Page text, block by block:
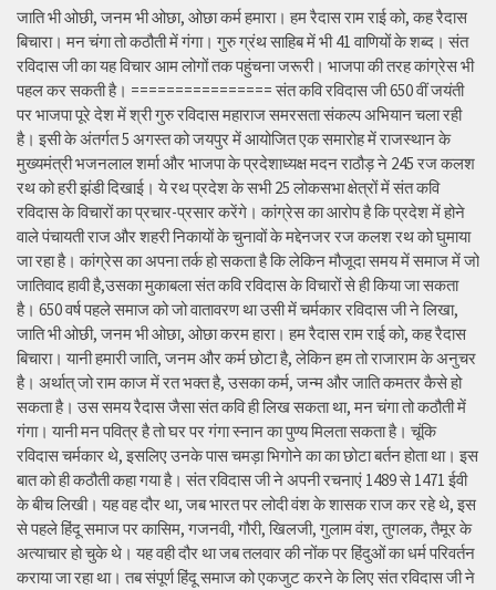
जाति भी ओछी, जनम भी ओछा, ओछा कर्म हमारा। हम रैदास राम राई को, कह रैदास
बिचारा। मन चंगा तो कठौती में गंगा। गुरु ग्रंथ साहिब में भी 41 वाणियों के शब्द। संत
रविदास जी का यह विचार आम लोगों तक पहुंचना जरूरी। भाजपा की तरह कांग्रेस भी
पहल कर सकती है। ================ संत कवि रविदास जी 650 वीं जयंती
पर भाजपा पूरे देश में श्री गुरु रविदास महाराज समरसता संकल्प अभियान चला रही
है। इसी के अंतर्गत 5 अगस्त को जयपुर में आयोजित एक समारोह में राजस्थान के
मुख्यमंत्री भजनलाल शर्मा और भाजपा के प्रदेशाध्यक्ष मदन राठौड़ ने 245 रज कलश
रथ को हरी झंडी दिखाई। ये रथ प्रदेश के सभी 25 लोकसभा क्षेत्रों में संत कवि
रविदास के विचारों का प्रचार-प्रसार करेंगे। कांग्रेस का आरोप है कि प्रदेश में होने
वाले पंचायती राज और शहरी निकायों के चुनावों के मद्देनजर रज कलश रथ को घुमाया
जा रहा है। कांग्रेस का अपना तर्क हो सकता है कि लेकिन मौजूदा समय में समाज में जो
जातिवाद हावी है,उसका मुकाबला संत कवि रविदास के विचारों से ही किया जा सकता
है। 650 वर्ष पहले समाज को जो वातावरण था उसी में चर्मकार रविदास जी ने लिखा,
जाति भी ओछी, जनम भी ओछा, ओछा करम हारा। हम रैदास राम राई को, कह रैदास
बिचारा। यानी हमारी जाति, जनम और कर्म छोटा है, लेकिन हम तो राजाराम के अनुचर
है। अर्थात् जो राम काज में रत भक्त है, उसका कर्म, जन्म और जाति कमतर कैसे हो
सकता है। उस समय रैदास जैसा संत कवि ही लिख सकता था, मन चंगा तो कठौती में
गंगा। यानी मन पवित्र है तो घर पर गंगा स्नान का पुण्य मिलता सकता है। चूंकि
रविदास चर्मकार थे, इसलिए उनके पास चमड़ा भिगोने का का छोटा बर्तन होता था। इस
बात को ही कठौती कहा गया है। संत रविदास जी ने अपनी रचनाएं 1489 से 1471 ईवी
के बीच लिखी। यह वह दौर था, जब भारत पर लोदी वंश के शासक राज कर रहे थे, इस
से पहले हिंदू समाज पर कासिम, गजनवी, गौरी, खिलजी, गुलाम वंश, तुगलक, तैमूर के
अत्याचार हो चुके थे। यह वही दौर था जब तलवार की नोंक पर हिंदुओं का धर्म परिवर्तन
कराया जा रहा था। तब संपूर्ण हिंदू समाज को एकजुट करने के लिए संत रविदास जी ने